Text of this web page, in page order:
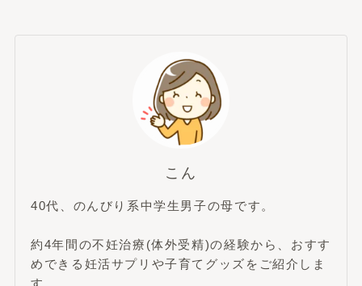
こん
40代、のんびり系中学生男子の母です。
約4年間の不妊治療(体外受精)の経験から、おすす
めできる妊活サプリや子育てグッズをご紹介しま